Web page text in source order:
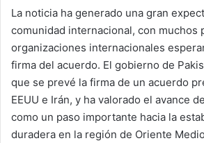
La noticia ha generado una gran
comunidad internacional, con muchos
organizaciones internacionales
firma del acuerdo. El gobierno de
que se prevé la firma de un acuerdo
EEUU e Irán, y ha valorado el avance
como un paso importante hacia la
duradera en la región de Oriente